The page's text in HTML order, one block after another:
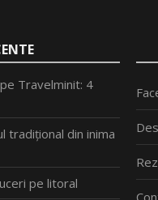
Travelminit: 4
tradițional din inima
pe litoral